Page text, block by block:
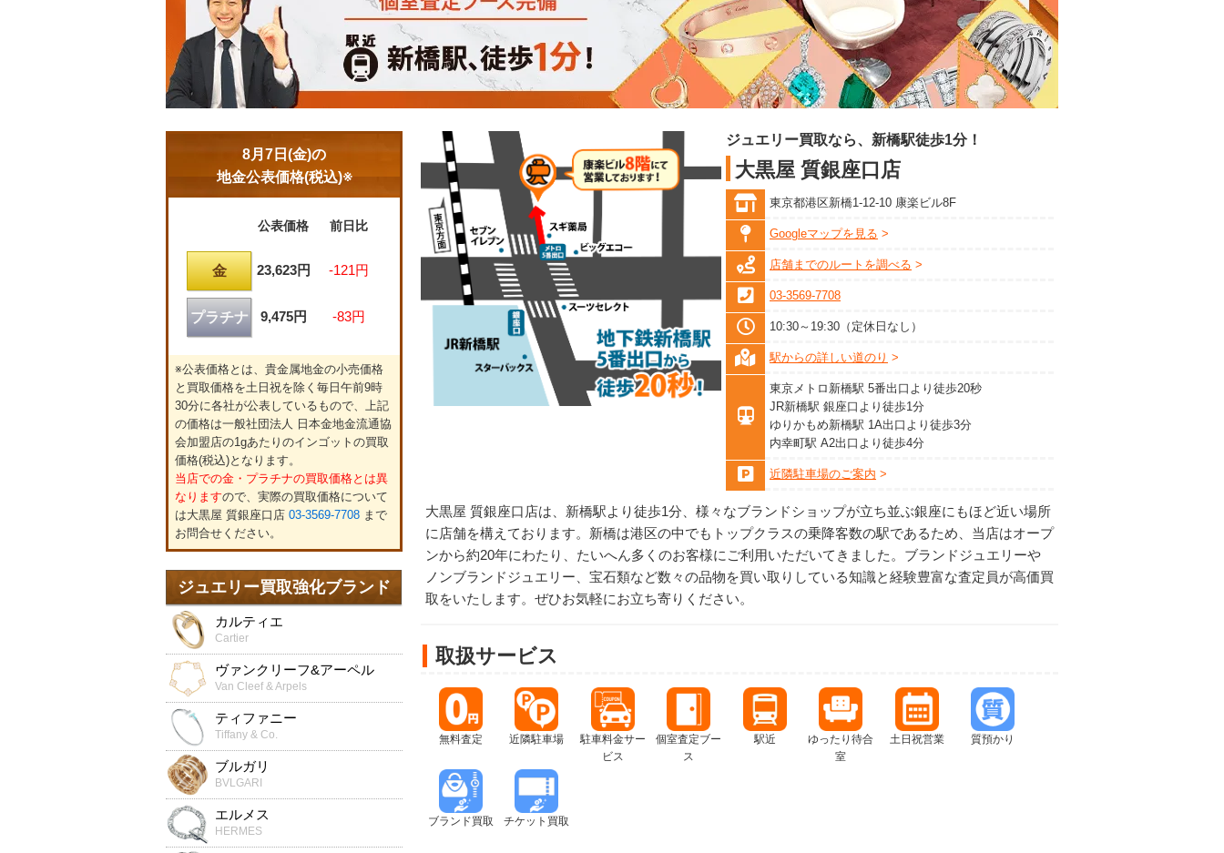
ジュエリー買取なら、新橋駅徒歩1分！
大黒屋 質銀座口店
東京都港区新橋1-12-10 康楽ビル8F
Googleマップを見る
店舗までのルートを調べる
03-3569-7708
10:30～19:30（定休日なし）
駅からの詳しい道のり
東京メトロ新橋駅 5番出口より徒歩20秒
JR新橋駅 銀座口より徒歩1分
ゆりかもめ新橋駅 1A出口より徒歩3分
内幸町駅 A2出口より徒歩4分
近隣駐車場のご案内
大黒屋 質銀座口店は、新橋駅より徒歩1分、様々なブランドショップが立ち並ぶ銀座にもほど近い場所
に店舗を構えております。新橋は港区の中でもトップクラスの乗降客数の駅であるため、当店はオープ
ンから約20年にわたり、たいへん多くのお客様にご利用いただいてきました。ブランドジュエリーや
ノンブランドジュエリー、宝石類など数々の品物を買い取りしている知識と経験豊富な査定員が高価買
取をいたします。ぜひお気軽にお立ち寄りください。
取扱サービス
無料査定 近隣駐車場
駐車料金サー
ビス
個室査定ブー
ス
駅近
ゆったり待合
室
土日祝営業 質預かり
ブランド買取 チケット買取
8月7日(金)の
地金公表価格(税込)※
公表価格 前日比
金 23,623円 -121円
プラチナ 9,475円 -83円
※公表価格とは、貴金属地金の小売価格
と買取価格を土日祝を除く毎日午前9時
30分に各社が公表しているもので、上記
の価格は一般社団法人 日本金地金流通協
会加盟店の1gあたりのインゴットの買取
価格(税込)となります。
当店での金・プラチナの買取価格とは異
なりますので、実際の買取価格について
は大黒屋 質銀座口店 03-3569-7708まで
お問合せください。
ジュエリー買取強化ブランド
カルティエ
Cartier
ヴァンクリーフ&アーペル
Van Cleef & Arpels
ティファニー
Tiffany & Co.
ブルガリ
BVLGARI
エルメス
HERMES